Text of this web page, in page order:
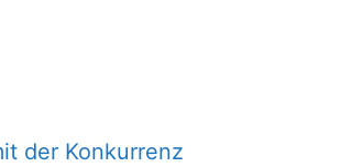
der Konkurrenz